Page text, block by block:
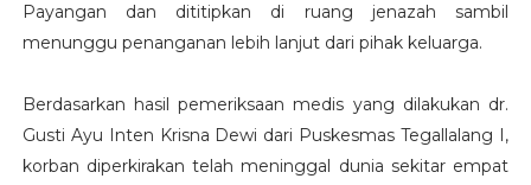
Payangan dan dititipkan di ruang jenazah sambil
menunggu penanganan lebih lanjut dari pihak keluarga.
Berdasarkan hasil pemeriksaan medis yang dilakukan dr.
Gusti Ayu Inten Krisna Dewi dari Puskesmas Tegallalang I,
korban diperkirakan telah meninggal dunia sekitar empat